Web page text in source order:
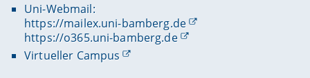
Uni-Webmail:
https://mailex.uni-bamberg.de
https://o365.uni-bamberg.de
Virtueller Campus